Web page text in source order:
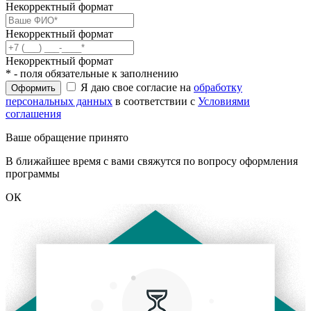
Некорректный формат
Некорректный формат
Некорректный формат
* - поля обязательные к заполнению
Оформить Я даю свое согласие на обработку
персональных данных в соответствии с Условиями
соглашения
Ваше обращение принято
В ближайшее время с вами свяжутся по вопросу оформления
программы
ОК